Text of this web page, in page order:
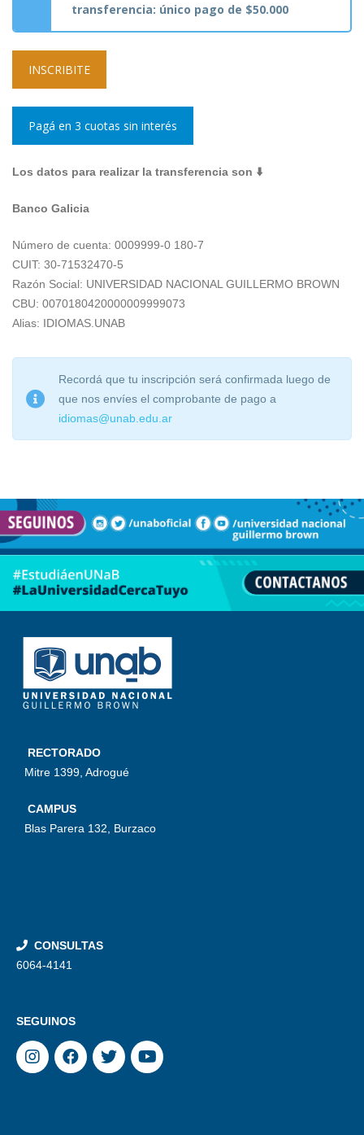
transferencia: único pago de $50.000
INSCRIBITE
Pagá en 3 cuotas sin interés
Los datos para realizar la transferencia son ⬇️
Banco Galicia
Número de cuenta: 0009999-0 180-7
CUIT: 30-71532470-5
Razón Social: UNIVERSIDAD NACIONAL GUILLERMO BROWN
CBU: 0070180420000009999073
Alias: IDIOMAS.UNAB
Recordá que tu inscripción será confirmada luego de
que nos envíes el comprobante de pago a
idiomas@unab.edu.ar
RECTORADO
Mitre 1399, Adrogué
CAMPUS
Blas Parera 132, Burzaco
CONSULTAS
6064-4141
SEGUINOS